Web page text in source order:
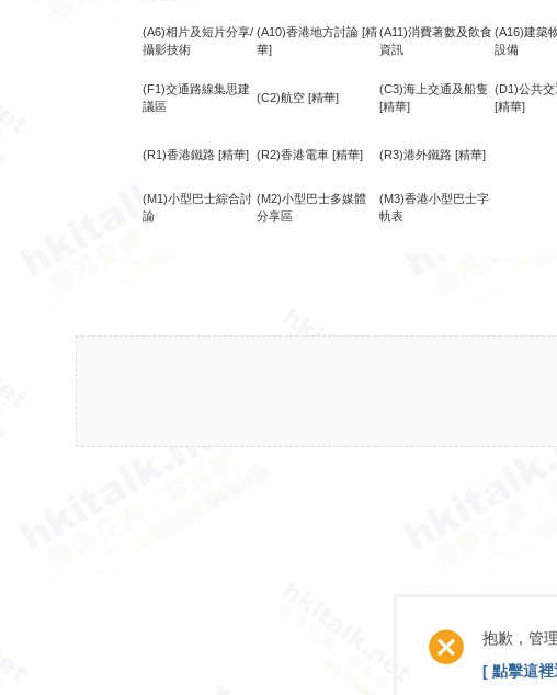
(A6)相片及短片分享/
攝影技術
(A10)香港地方討論 [精
華]
(A11)消費著數及飲食
資訊
(A16)建築
設備
(F1)交通路線集思建
議區
(C2)航空 [精華]
(C3)海上交通及船隻
[精華]
(D1)公共
[精華]
(R1)香港鐵路 [精華] (R2)香港電車 [精華] (R3)港外鐵路 [精華]
(M1)小型巴士綜合討
論
(M2)小型巴士多媒體
分享區
(M3)香港小型巴士字
軌表
抱歉，管
[ 點擊這